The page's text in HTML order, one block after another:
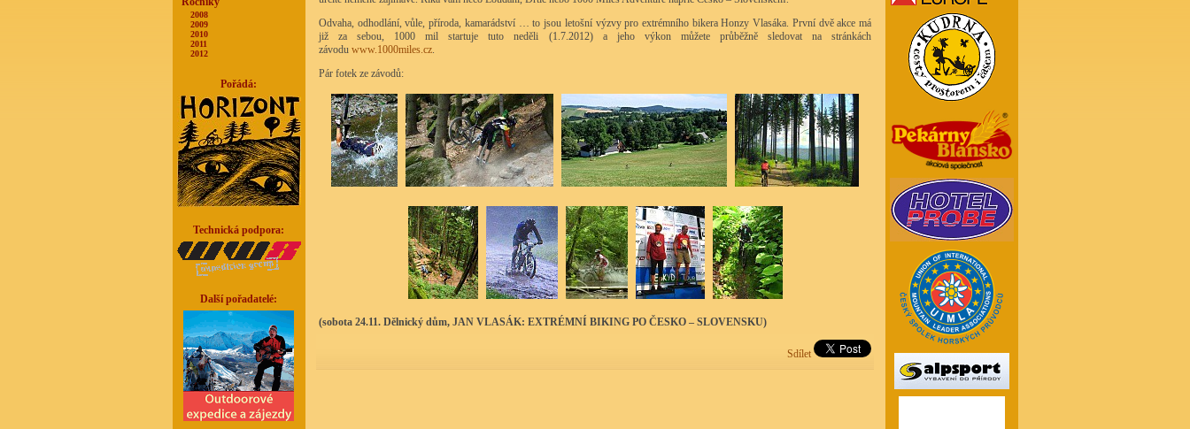
2008
2009
2010
2011
2012
Pořádá:
Technická podpora:
Další pořadatelé:
Odvaha, odhodlání, vůle, příroda, kamarádství … to jsou letošní výzvy pro extrémního bikera Honzy Vlasáka. První dvě akce má
již za sebou, 1000 mil startuje tuto neděli (1.7.2012) a jeho výkon můžete průběžně sledovat na stránkách
závodu www.1000miles.cz.
Pár fotek ze závodů:
(sobota 24.11. Dělnický dům, JAN VLASÁK: EXTRÉMNÍ BIKING PO ČESKO – SLOVENSKU)
Sdílet